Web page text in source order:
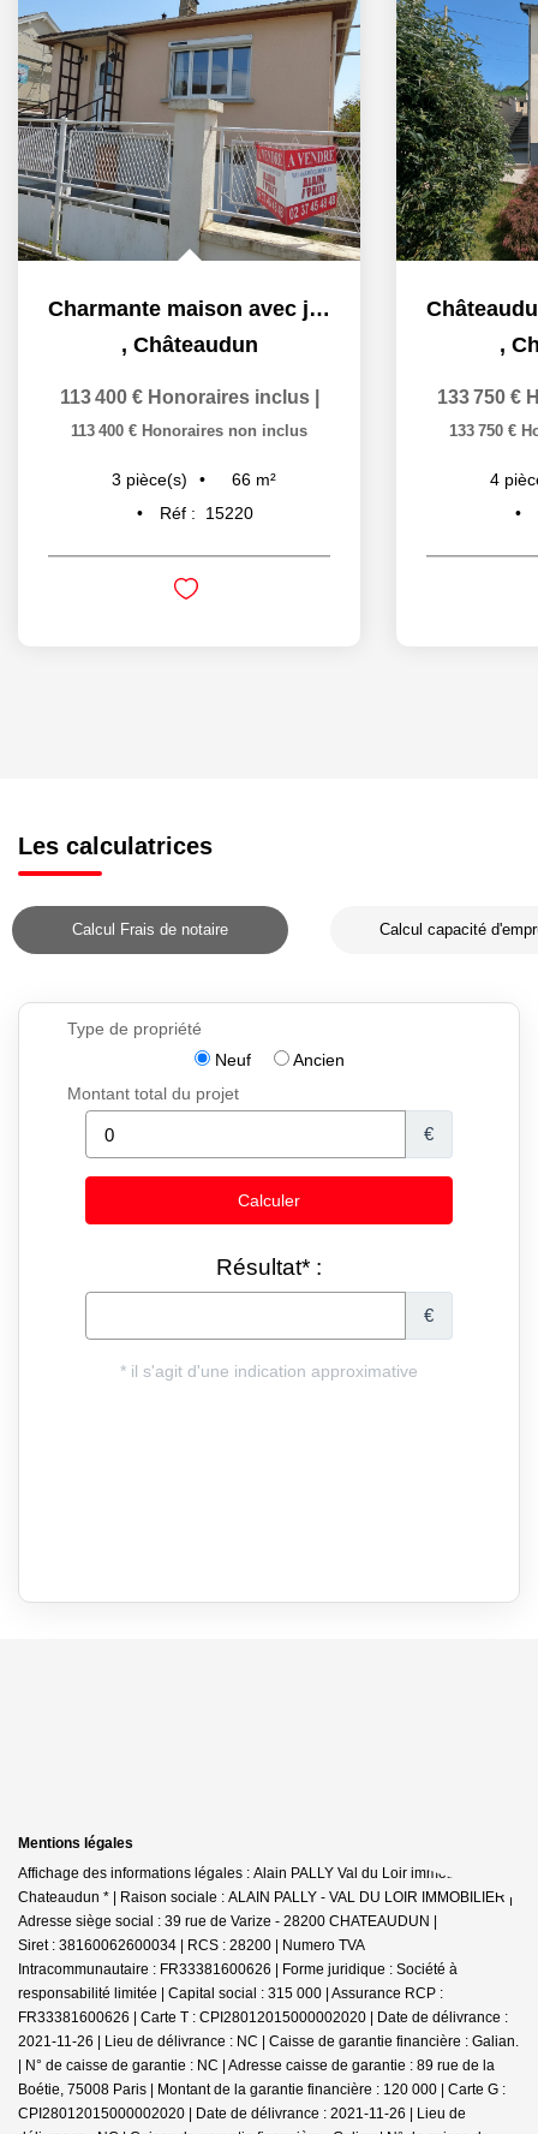
Charmante maison avec jardin Quartier calme à Châteaudun
, Châteaudun
113 400 € Honoraires inclus
113 400 € Honoraires non inclus
3 pièce(s) 66 m²
Réf :
15220
,
133 750 €
133 750 €
4
Les calculatrices
Calcul Frais de notaire Calcul capacité
Mentions légales
Affichage des informations légales : Alain PALLY Val du Loir immobilier -
Chateaudun * | Raison sociale : ALAIN PALLY - VAL DU LOIR IMMOBILIER |
Adresse siège social : 39 rue de Varize - 28200 CHATEAUDUN |
Siret : 38160062600034 | RCS : 28200 | Numero TVA
Intracommunautaire : FR33381600626 | Forme juridique : Société à
responsabilité limitée | Capital social : 315 000 | Assurance RCP :
FR33381600626 | Carte T : CPI28012015000002020 | Date de délivrance :
2021-11-26 | Lieu de délivrance : NC | Caisse de garantie financière : Galian.
| N° de caisse de garantie : NC | Adresse caisse de garantie : 89 rue de la
Boétie, 75008 Paris | Montant de la garantie financière : 120 000 | Carte G :
CPI28012015000002020 | Date de délivrance : 2021-11-26 | Lieu de